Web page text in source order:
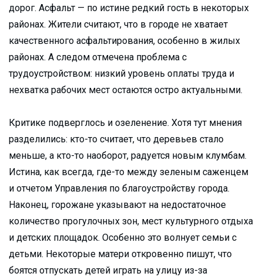
дорог. Асфальт — по истине редкий гость в некоторых
районах. Жители считают, что в городе не хватает
качественного асфальтирования, особенно в жилых
районах. А следом отмечена проблема с
трудоустройством: низкий уровень оплаты труда и
нехватка рабочих мест остаются остро актуальными.
Критике подверглось и озеленение. Хотя тут мнения
разделились: кто-то считает, что деревьев стало
меньше, а кто-то наоборот, радуется новым клумбам.
Истина, как всегда, где-то между зеленым саженцем
и отчетом Управления по благоустройству города.
Наконец, горожане указывают на недостаточное
количество прогулочных зон, мест культурного отдыха
и детских площадок. Особенно это волнует семьи с
детьми. Некоторые матери откровенно пишут, что
боятся отпускать детей играть на улицу из-за